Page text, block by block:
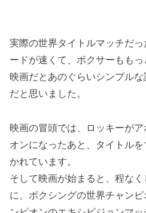
実際の世界タイトルマッチだ
ードが速くて、ボクサーももっ
映画だとあのぐらいシンプル
だと思いました。
映画の冒頭では、ロッキーが
オンになったあと、タイトル
かれています。
そして映画が始まると、程な
に、ボクシングの世界チャン